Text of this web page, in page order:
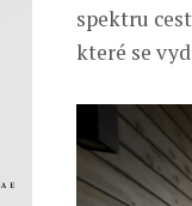
spektru
které se